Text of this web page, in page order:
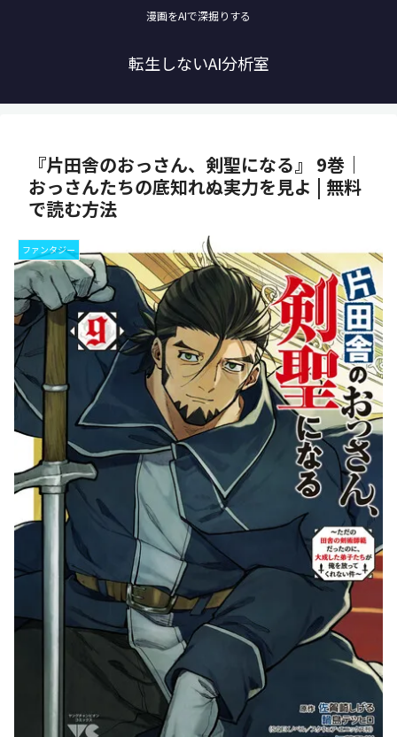
漫画をAIで深掘りする
転生しないAI分析室
『片田舎のおっさん、剣聖になる』 9巻｜
おっさんたちの底知れぬ実力を見よ | 無料
で読む方法
ファンタジー